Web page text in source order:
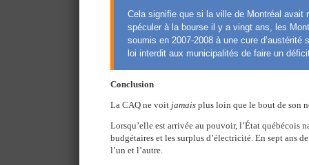
Cela signifie que si la ville de Montréal avait
spéculer à la bourse il y a vingt ans, les
soumis en 2007-2008 à une cure d’austérité
loi interdit aux municipalités de faire un
Conclusion
La CAQ ne voit jamais plus loin que le bout de son
Lorsqu’elle est arrivée au pouvoir, l’État québécois
budgétaires et les surplus d’électricité. En sept ans
l’un et l’autre.